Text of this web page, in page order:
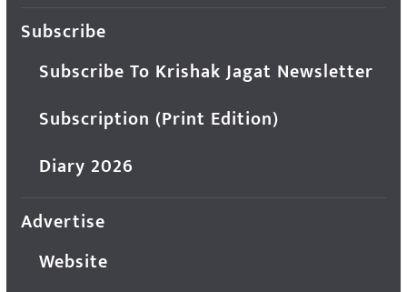
Subscribe
Subscribe To Krishak Jagat Newsletter
Subscription (Print Edition)
Diary 2026
Advertise
Website